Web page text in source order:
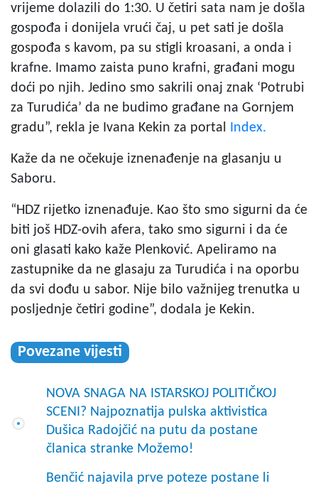
vrijeme dolazili do 1:30. U četiri sata nam je došla
gospođa i donijela vrući čaj, u pet sati je došla
gospođa s kavom, pa su stigli kroasani, a onda i
krafne. Imamo zaista puno krafni, građani mogu
doći po njih. Jedino smo sakrili onaj znak ‘Potrubi
za Turudića’ da ne budimo građane na Gornjem
gradu”, rekla je Ivana Kekin za portal
Index.
Kaže da ne očekuje iznenađenje na glasanju u
Saboru.
“HDZ rijetko iznenađuje. Kao što smo sigurni da će
biti još HDZ-ovih afera, tako smo sigurni i da će
oni glasati kako kaže Plenković. Apeliramo na
zastupnike da ne glasaju za Turudića i na oporbu
da svi dođu u sabor. Nije bilo važnijeg trenutka u
posljednje četiri godine”, dodala je Kekin.
Povezane vijesti
NOVA SNAGA NA ISTARSKOJ POLITIČKOJ
SCENI? Najpoznatija pulska aktivistica
Dušica Radojčić na putu da postane
članica stranke Možemo!
Benčić najavila prve poteze postane li